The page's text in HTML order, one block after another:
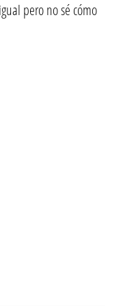
pero no sé cómo